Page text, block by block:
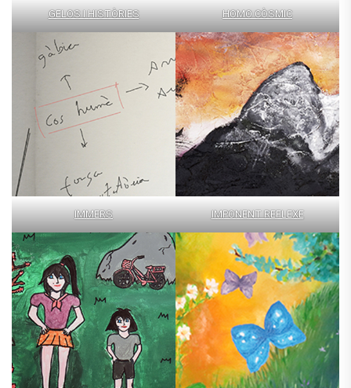
GELOS I HISTÒRIES HOMO CÒSMIC
IMMERS IMPONENT REFLEXE